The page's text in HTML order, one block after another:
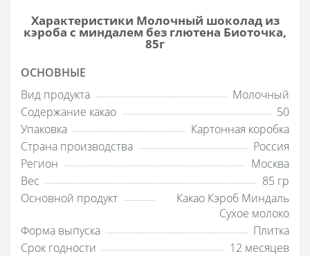
Характеристики Молочный шоколад из
кэроба с миндалем без глютена Биоточка,
85г
ОСНОВНЫЕ
Вид продукта
Молочный
Содержание какао
50
Упаковка
Картонная коробка
Страна производства
Россия
Регион
Москва
Вес
85 гр
Основной продукт
Какао Кэроб Миндаль
Сухое молоко
Форма выпуска
Плитка
Срок годности
12 месяцев